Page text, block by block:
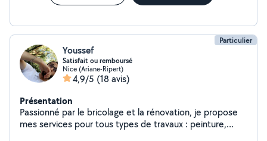
Particulier
Youssef
Satisfait ou remboursé
Nice (Ariane-Ripert)
4,9/5 (18 avis)
Présentation
Passionné par le bricolage et la rénovation, je propose
mes services pour tous types de travaux : peinture,